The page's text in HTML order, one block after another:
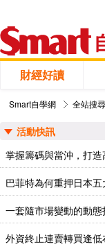
財經好讀
Smart自學網 全站搜尋
活動快訊
掌握籌碼與當沖，打
巴菲特為何重押日本五
一套隨市場變動的動態
外資終止連賣轉買逢